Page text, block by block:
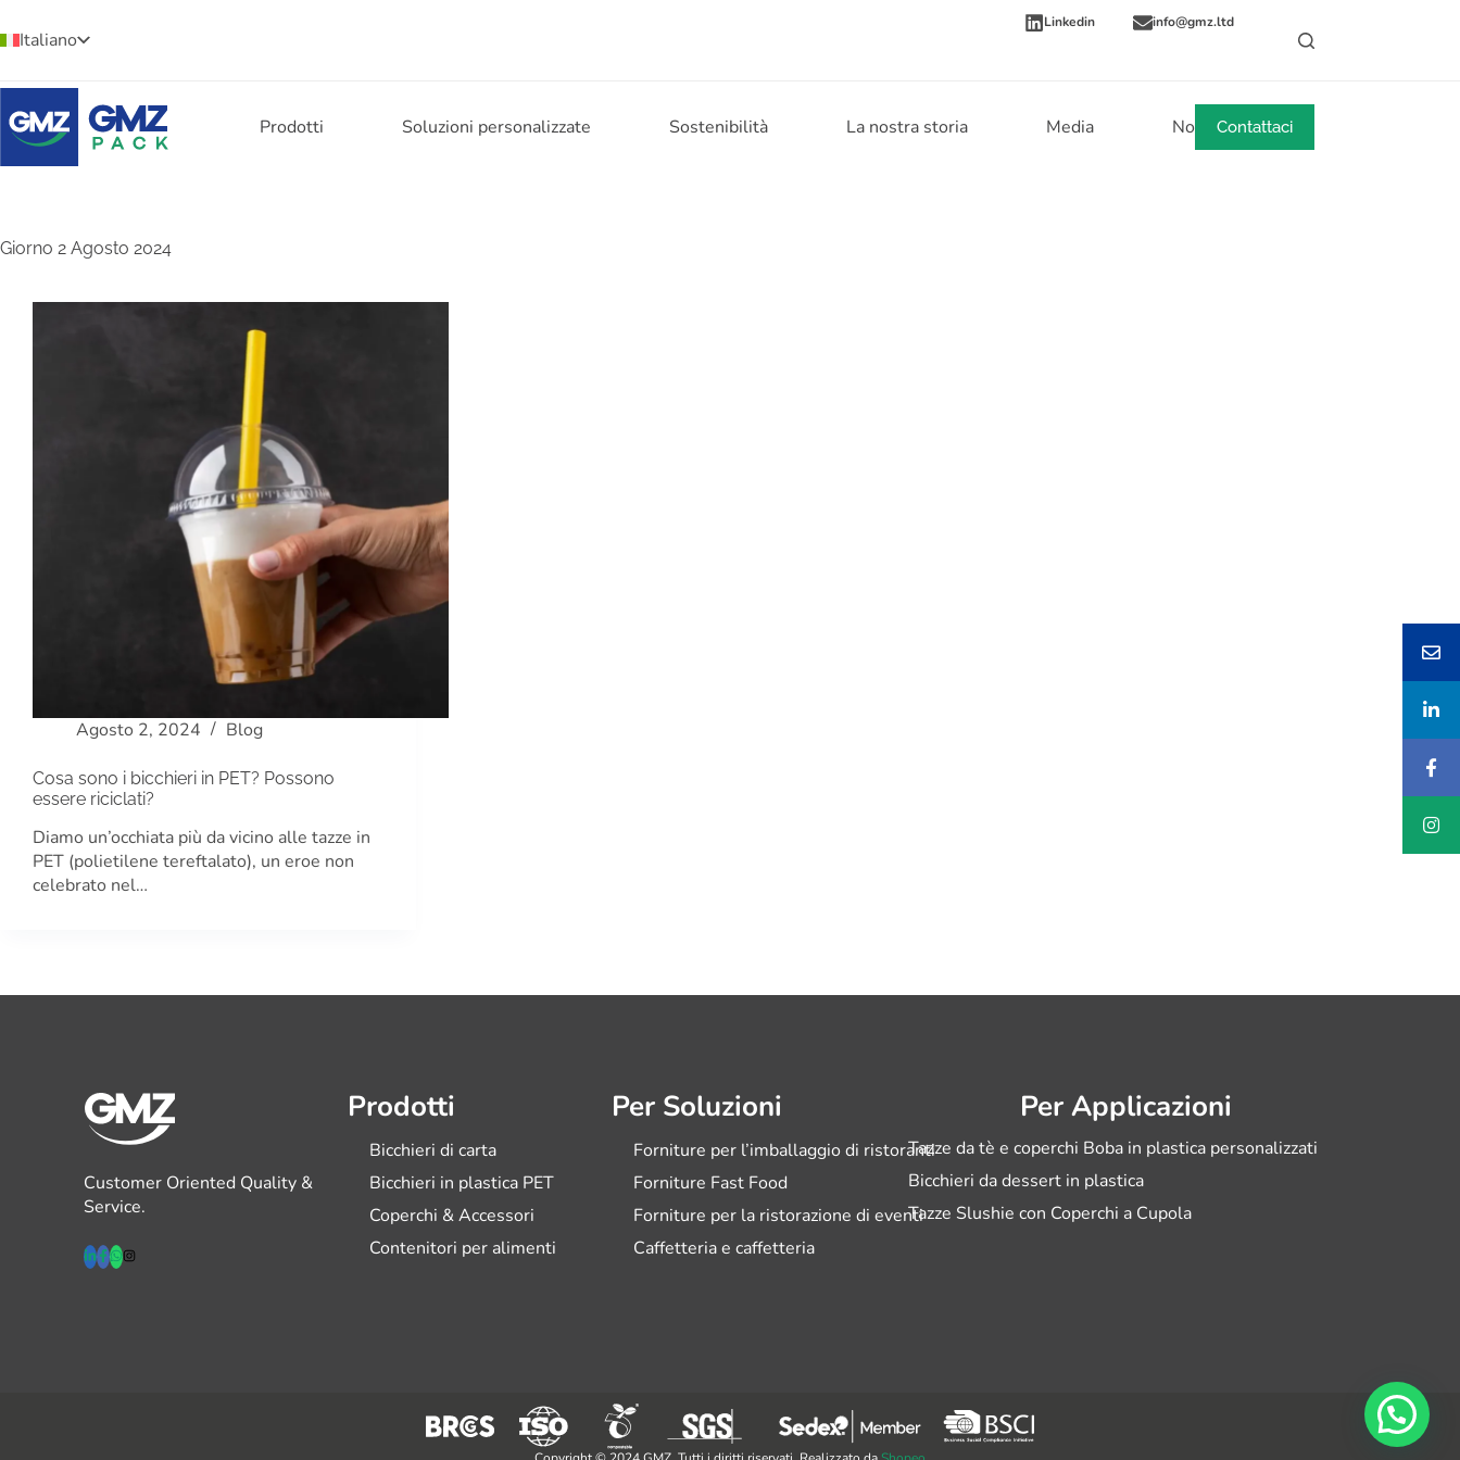
Italiano
Linkedin info@gmz.ltd
Prodotti Soluzioni personalizzate Sostenibilità La nostra storia Media NotizieContattaci
Giorno 2 Agosto 2024
Agosto 2, 2024 Blog
Cosa sono i bicchieri in PET? Possono
essere riciclati?
Diamo un’occhiata più da vicino alle tazze in
PET (polietilene tereftalato), un eroe non
celebrato nel…
Customer Oriented Quality &
Service.
Prodotti
Bicchieri di carta
Bicchieri in plastica PET
Coperchi & Accessori
Contenitori per alimenti
Per Soluzioni
Forniture per l’imballaggio di ristoranti
Forniture Fast Food
Forniture per la ristorazione di eventi
Caffetteria e caffetteria
Per Applicazioni
Tazze da tè e coperchi Boba in plastica personalizzati
Bicchieri da dessert in plastica
Tazze Slushie con Coperchi a Cupola